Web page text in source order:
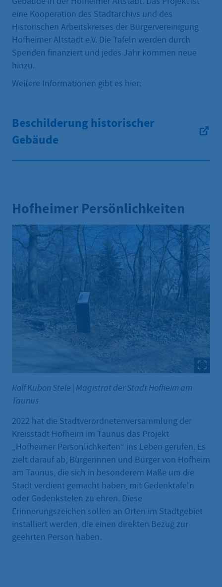
eine Kooperation des Stadtarchivs und des
Historischen Arbeitskreises der Bürgervereinigung
Hofheimer Altstadt e.V. Die Tafeln werden durch
Spenden finanziert und jedes Jahr kommen neue
hinzu.
Weitere Informationen gibt es hier:
Beschilderung historischer
Gebäude
Hofheimer Persönlichkeiten
Rolf Kubon Stele Magistrat der Stadt Hofheim am
Taunus
2022 hat die Stadtverordnetenversammlung der
Kreisstadt Hofheim im Taunus das Projekt
„Hofheimer Persönlichkeiten“ ins Leben gerufen. Es
zielt darauf ab, Bürgerinnen und Bürger von Hofheim
am Taunus, die sich in besonderem Maße um die
Stadt verdient gemacht haben, mit Gedenktafeln
oder Gedenkstelen zu ehren. Diese
Erinnerungszeichen sollen an Orten im Stadtgebiet
installiert werden, die einen direkten Bezug zur
geehrten Person haben.